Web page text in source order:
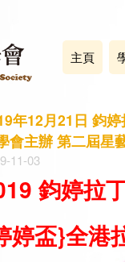
主頁
年12月21日 鈞
會主辦 第二屆星
11-03
鈞婷拉
婷盃}全港